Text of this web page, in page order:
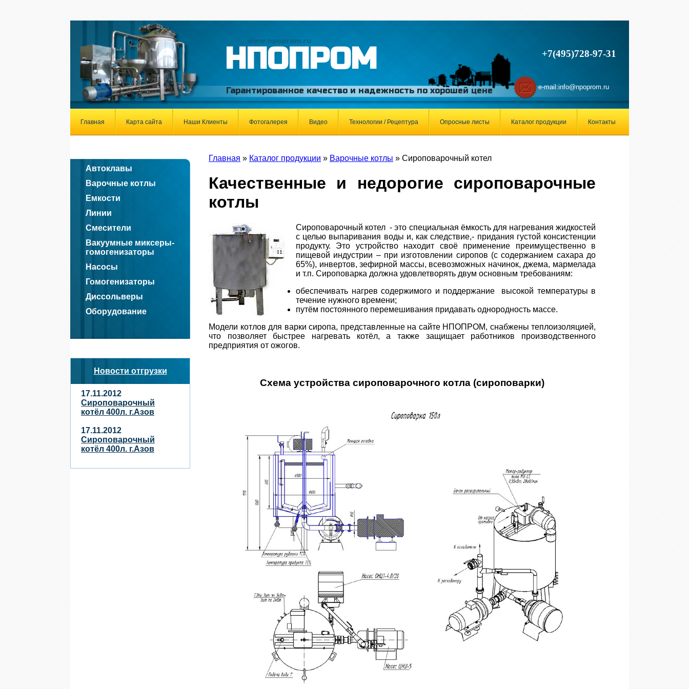
www.npoprom.ru
НПОПРОМ
Гарантированное качество и надежность по хорошей цене
+7(495)728-97-31
e-mail:info@npoprom.ru
Главная Карта сайта Наши Клиенты Фотогалерея Видео Технологии / Рецептура Опросные листы Каталог продукции Контакты
Автоклавы
Варочные котлы
Емкости
Линии
Смесители
Вакуумные миксеры-
гомогенизаторы
Насосы
Гомогенизаторы
Диссольверы
Оборудование
Новости отгрузки
17.11.2012
Сироповарочный
котёл 400л. г.Азов
17.11.2012
Сироповарочный
котёл 400л. г.Азов
Главная » Каталог продукции » Варочные котлы » Сироповарочный котел
Качественные и недорогие сироповарочные
котлы
Сироповарочный котел - это специальная ёмкость для нагревания жидкостей
с целью выпаривания воды и, как следствие,- придания густой консистенции
продукту. Это устройство находит своё применение преимущественно в
пищевой индустрии – при изготовлении сиропов (с содержанием сахара до
65%), инвертов, зефирной массы, всевозможных начинок, джема, мармелада
и т.п. Сироповарка должна удовлетворять двум основным требованиям:
обеспечивать нагрев содержимого и поддержание высокой температуры в
течение нужного времени;
путём постоянного перемешивания придавать однородность массе.
Модели котлов для варки сиропа, представленные на сайте НПОПРОМ, снабжены теплоизоляцией,
что позволяет быстрее нагревать котёл, а также защищает работников производственного
предприятия от ожогов.
Схема устройства сироповарочного котла (сироповарки)